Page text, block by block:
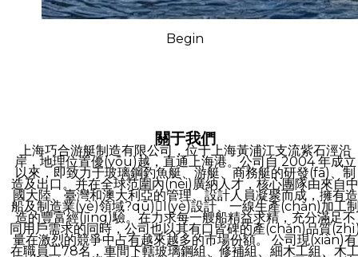
Begin
關于我們
上海巧合游艇制造有限公司，位于上海黃浦江支流紫石涇沿
岸，地理位置優(yōu)越，直通上海港。公司自 2004 年成立
以來，即致力于玻璃鋼釣魚艇、游艇、商務艇的研發(fā)、制
造及出口。并在全球范圍內(nèi)廣納人才，核心團隊由來自
國大陸、臺灣和澳大利亞的管理、設計人員凝聚而成，擁有造
船及制造業(yè)領域?qū)I(yè)設計、一線生產(chǎn)加工
造的豐富經(jīng)驗。在力求每一艘船精益求精，充分滿足不
同用戶需求的同時，公司也以其有口皆碑的產(chǎn)品質
量在激烈的競爭中占有越來越多的市場份額。 公司現(xiàn)有
在職員工78名，車間下轄玻璃鋼組、修補組、細木工組、木